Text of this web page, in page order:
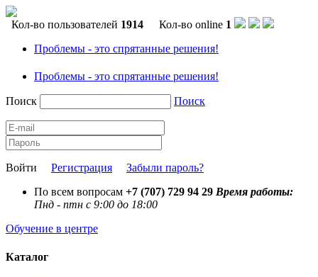
Кол-во пользователей 1914 Кол-во online 1
Проблемы - это спрятанные решения!
Проблемы - это спрятанные решения!
Поиск Поиск
Войти Регистрация
Забыли пароль?
По всем вопросам +7 (707) 729 94 29 Время работы:
Пнд - птн с 9:00 до 18:00
Обучение в центре
Каталог